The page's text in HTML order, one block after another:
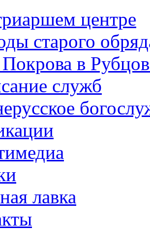
центре
старого
в
служб
лавка